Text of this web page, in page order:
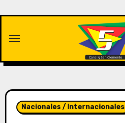
contenido
Nacionales / Internacionales